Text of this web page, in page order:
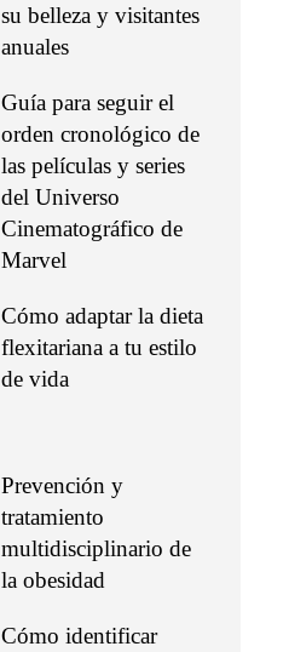
su belleza y visitantes
anuales
Guía para seguir el
orden cronológico de
las películas y series
del Universo
Cinematográfico de
Marvel
Cómo adaptar la dieta
flexitariana a tu estilo
de vida
Prevención y
tratamiento
multidisciplinario de
la obesidad
Cómo identificar